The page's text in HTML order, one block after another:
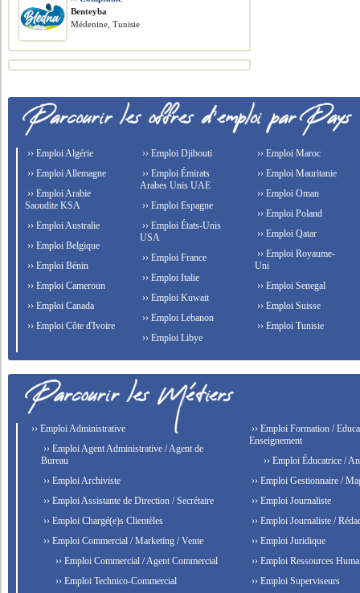
Benteyba
Médenine, Tunisie
›› Emploi Algérie
›› Emploi Allemagne
›› Emploi Arabie
Saoudite KSA
›› Emploi Australie
›› Emploi Belgique
›› Emploi Bénin
›› Emploi Cameroun
›› Emploi Canada
›› Emploi Côte d'Ivoire
›› Emploi Djibouti
›› Emploi Émirats
Arabes Unis UAE
›› Emploi Espagne
›› Emploi États-Unis
USA
›› Emploi France
›› Emploi Italie
›› Emploi Kuwait
›› Emploi Lebanon
›› Emploi Libye
›› Emploi Maroc
›› Emploi Mauritanie
›› Emploi Oman
›› Emploi Poland
›› Emploi Qatar
›› Emploi Royaume-
Uni
›› Emploi Senegal
›› Emploi Suisse
›› Emploi Tunisie
›› Emploi Administrative
›› Emploi Agent Administrative / Agent de
Bureau
›› Emploi Archiviste
›› Emploi Assistante de Direction / Secrétaire
›› Emploi Chargé(e)s Clientèles
›› Emploi Commercial / Marketing / Vente
›› Emploi Commercial / Agent Commercial
›› Emploi Technico-Commercial
›› Emploi Formation /
Enseignement
›› Emploi Éducatrice /
›› Emploi Gestionnaire /
›› Emploi Journaliste
›› Emploi Journaliste /
›› Emploi Juridique
›› Emploi Ressources
›› Emploi Superviseurs